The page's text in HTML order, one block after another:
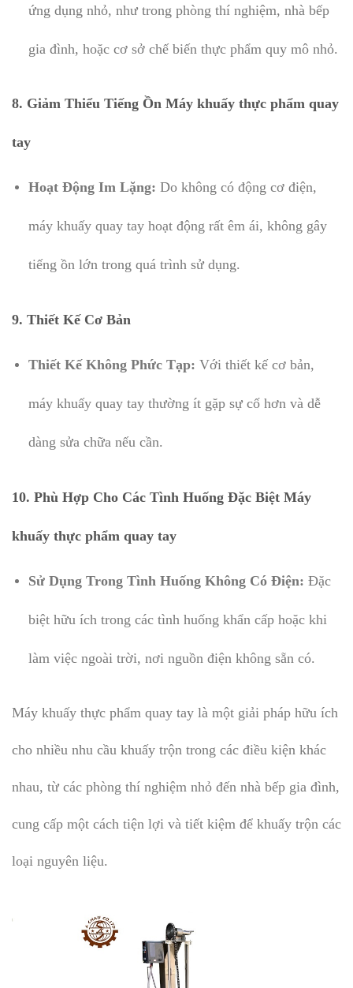
ứng dụng nhỏ, như trong phòng thí nghiệm, nhà bếp
gia đình, hoặc cơ sở chế biến thực phẩm quy mô nhỏ.
8. Giảm Thiểu Tiếng Ồn Máy khuấy thực phẩm quay
tay
Hoạt Động Im Lặng: Do không có động cơ điện,
máy khuấy quay tay hoạt động rất êm ái, không gây
tiếng ồn lớn trong quá trình sử dụng.
9. Thiết Kế Cơ Bản
Thiết Kế Không Phức Tạp: Với thiết kế cơ bản,
máy khuấy quay tay thường ít gặp sự cố hơn và dễ
dàng sửa chữa nếu cần.
10. Phù Hợp Cho Các Tình Huống Đặc Biệt Máy
khuấy thực phẩm quay tay
Sử Dụng Trong Tình Huống Không Có Điện: Đặc
biệt hữu ích trong các tình huống khẩn cấp hoặc khi
làm việc ngoài trời, nơi nguồn điện không sẵn có.
Máy khuấy thực phẩm quay tay là một giải pháp hữu ích
cho nhiều nhu cầu khuấy trộn trong các điều kiện khác
nhau, từ các phòng thí nghiệm nhỏ đến nhà bếp gia đình,
cung cấp một cách tiện lợi và tiết kiệm để khuấy trộn các
loại nguyên liệu.